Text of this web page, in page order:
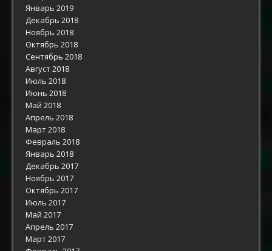
Январь 2019
Декабрь 2018
Ноябрь 2018
Октябрь 2018
Сентябрь 2018
Август 2018
Июль 2018
Июнь 2018
Май 2018
Апрель 2018
Март 2018
Февраль 2018
Январь 2018
Декабрь 2017
Ноябрь 2017
Октябрь 2017
Июль 2017
Май 2017
Апрель 2017
Март 2017